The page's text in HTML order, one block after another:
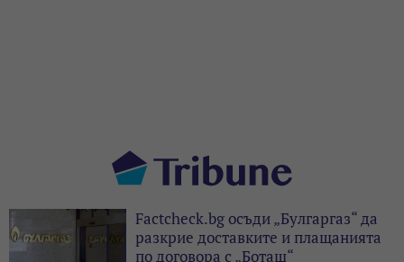
Factcheck.bg осъди „Булгаргаз“ да
разкрие доставките и плащанията
по договора с „Боташ“